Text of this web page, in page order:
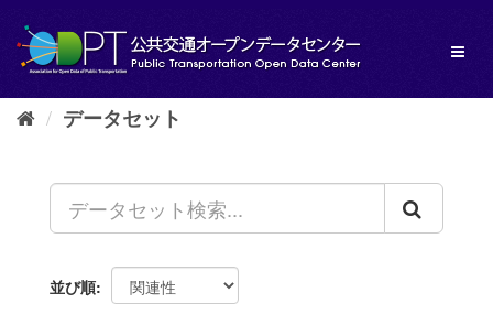
し
データセット
並び順